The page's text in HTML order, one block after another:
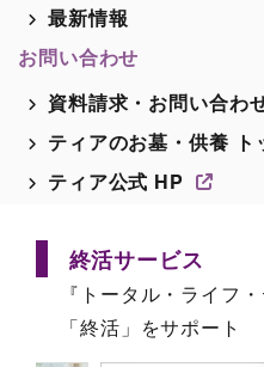
最新情報
お問い合わせ
資料請求・お問い合わ
ティアのお墓・供養 ト
ティア公式 HP
終活サービス
『トータル・ライフ
「終活」をサポート